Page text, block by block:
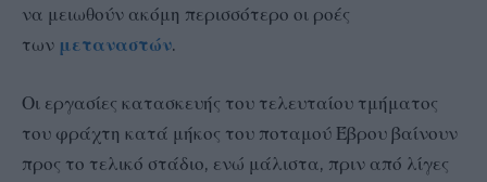
να μειωθούν ακόμη περισσότερο οι ροές
των μεταναστών.
Οι εργασίες κατασκευής του τελευταίου τμήματος
του φράχτη κατά μήκος του ποταμού Έβρου βαίνουν
προς το τελικό στάδιο, ενώ μάλιστα, πριν από λίγες